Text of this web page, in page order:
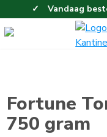
Vandaag
Gratis
Fortune
750 gram